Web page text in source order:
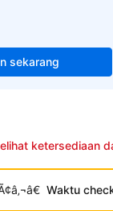
sekarang
ketersediaan
Waktu